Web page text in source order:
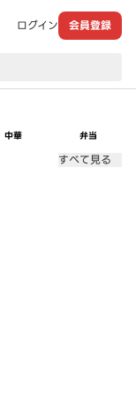
ログイン 会員登録
中華 弁当
すべて見る